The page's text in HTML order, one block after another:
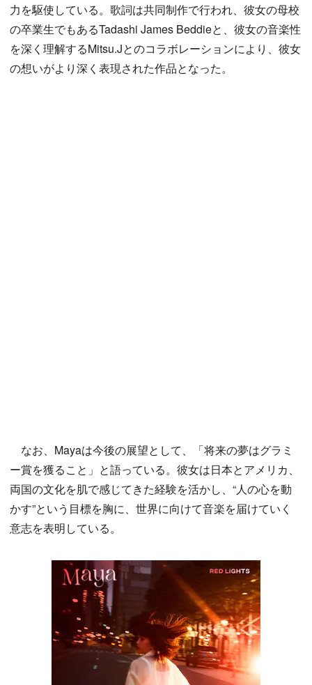
力を駆使している。歌詞は共同制作で行われ、彼女の母校
の卒業生でもあるTadashi James Beddieと、彼女の音楽性
を深く理解するMitsu.Jとのコラボレーションにより、彼女
の想いがより深く表現された作品となった。
なお、Mayaは今後の展望として、「将来の夢はグラミ
ー賞を獲ること」と語っている。彼女は日本とアメリカ、
両国の文化を肌で感じてきた経験を活かし、“人の心を動
かす”という目標を胸に、世界に向けて音楽を届けていく
意志を表明している。